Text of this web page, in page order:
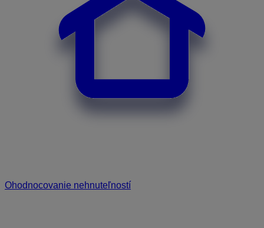
Ohodnocovanie nehnuteľností